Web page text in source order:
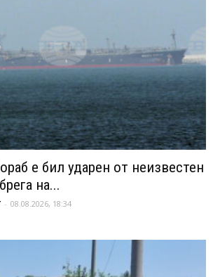
е бил ударен от неизвестен
на...
- 08.08.2026, 18:34